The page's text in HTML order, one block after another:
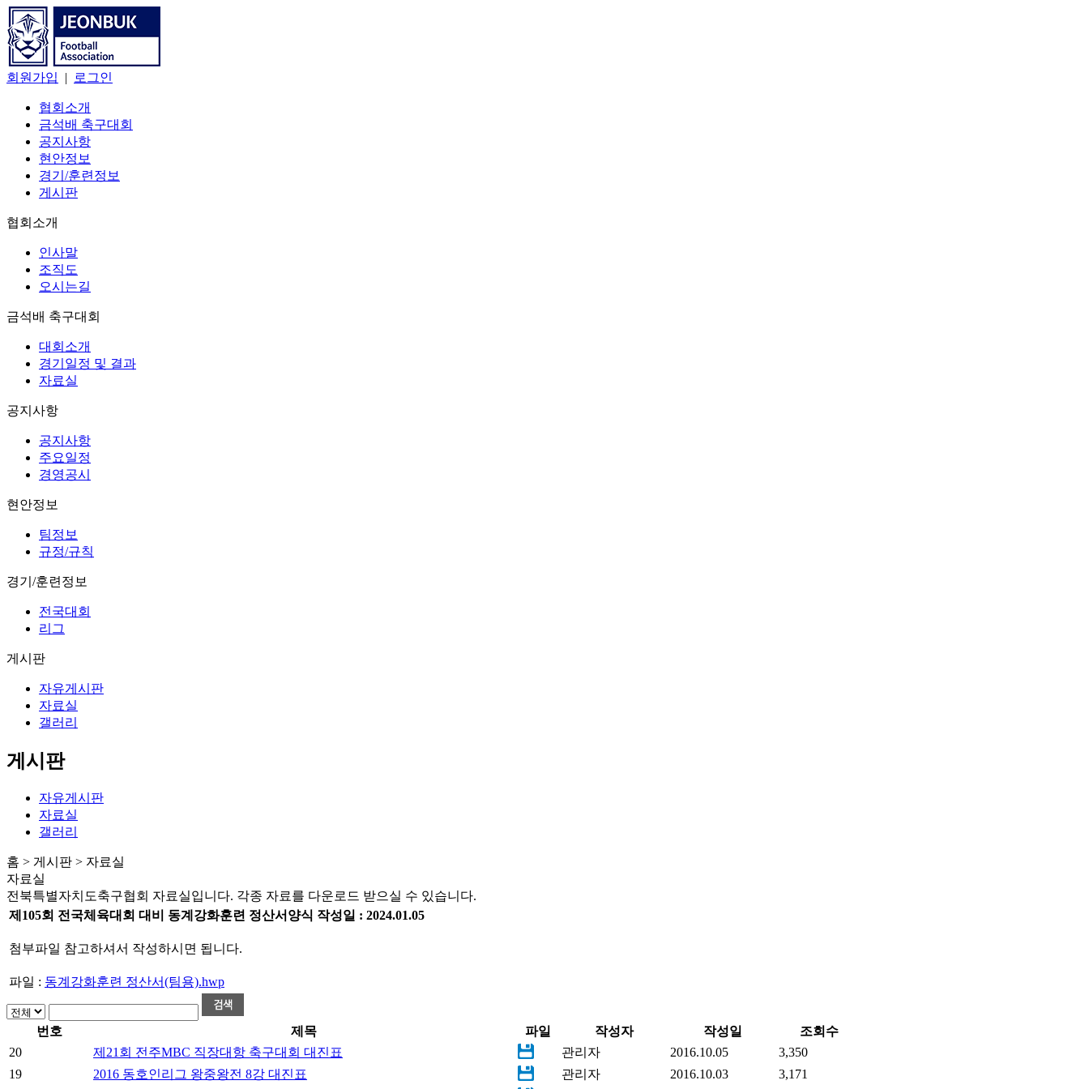
회원가입 | 로그인
협회소개
금석배 축구대회
공지사항
현안정보
경기/훈련정보
게시판
협회소개
인사말
조직도
오시는길
금석배 축구대회
대회소개
경기일정 및 결과
자료실
공지사항
공지사항
주요일정
경영공시
현안정보
팀정보
규정/규칙
경기/훈련정보
전국대회
리그
게시판
자유게시판
자료실
갤러리
게시판
자유게시판
자료실
갤러리
홈 > 게시판 > 자료실
자료실
전북특별자치도축구협회 자료실입니다. 각종 자료를 다운로드 받으실 수 있습니다.
제105회 전국체육대회 대비 동계강화훈련 정산서양식 작성일 : 2024.01.05
첨부파일 참고하셔서 작성하시면 됩니다.
파일 : 동계강화훈련 정산서(팀용).hwp
번호 제목 파일 작성자 작성일
조회수
20
제21회 전주MBC 직장대항 축구대회 대진표 관리자 2016.10.05
3,350
19
2016 동호인리그 왕중왕전 8강 대진표 관리자 2016.10.03
3,171